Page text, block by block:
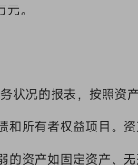
。
状况的报表，按照资
所有者权益项目。
资产如固定资产、